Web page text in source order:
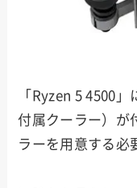
「Ryzen 5 4500
付属クーラー）が
ラーを用意する必